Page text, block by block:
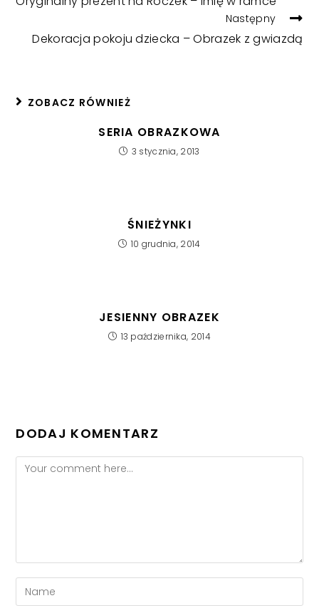
ARTICLES
Następny
Dekoracja pokoju dziecka – Obrazek z gwiazdą
ZOBACZ RÓWNIEŻ
SERIA OBRAZKOWA
3 stycznia, 2013
ŚNIEŻYNKI
10 grudnia, 2014
JESIENNY OBRAZEK
13 października, 2014
DODAJ KOMENTARZ
Comment
Enter
your